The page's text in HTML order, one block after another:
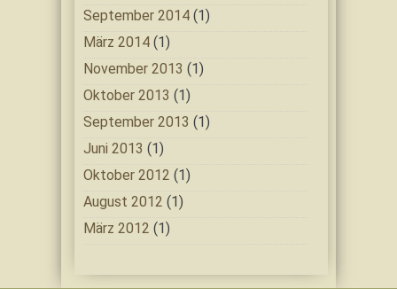
September 2014 (1)
März 2014 (1)
November 2013 (1)
Oktober 2013 (1)
September 2013 (1)
Juni 2013 (1)
Oktober 2012 (1)
August 2012 (1)
März 2012 (1)